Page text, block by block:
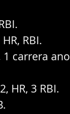
RBI.
1 carrera
HR, 3 RBI.